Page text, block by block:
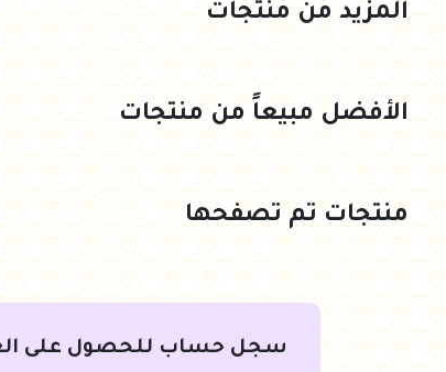
جنيه 155.95
أضف للسلة
جنيه 155.95
أضف
المزيد من منتجات
الأفضل مبيعاً من منتجات
منتجات تم تصفحها
سجل حساب للحصول على